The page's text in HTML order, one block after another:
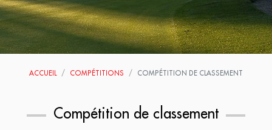
ACCUEIL COMPÉTITIONS COMPÉTITION DE CLASSEMENT
Compétition de classement